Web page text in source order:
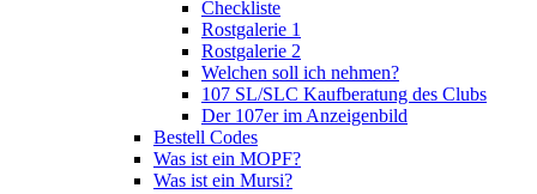
Checkliste
Rostgalerie 1
Rostgalerie 2
Welchen soll ich nehmen?
107 SL/SLC Kaufberatung des Clubs
Der 107er im Anzeigenbild
Bestell Codes
Was ist ein MOPF?
Was ist ein Mursi?